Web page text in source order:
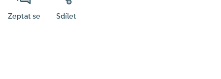
Zeptat se Sdílet